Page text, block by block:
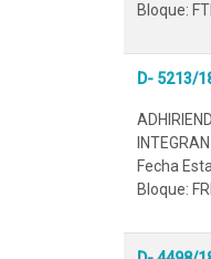
Bloque:
D- 5213/
Fecha
Bloque: